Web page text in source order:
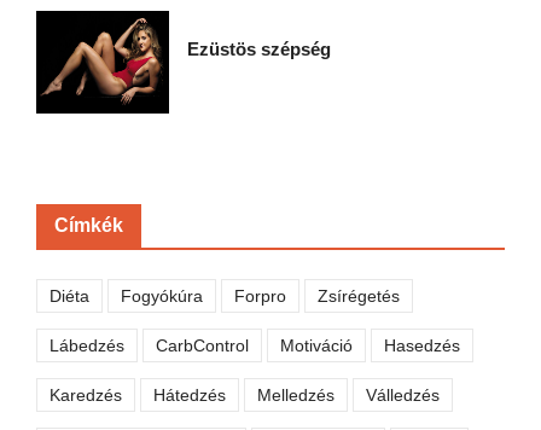
Ezüstös szépség
Címkék
Diéta Fogyókúra Forpro Zsírégetés
Lábedzés CarbControl Motiváció Hasedzés
Karedzés Hátedzés Melledzés Válledzés